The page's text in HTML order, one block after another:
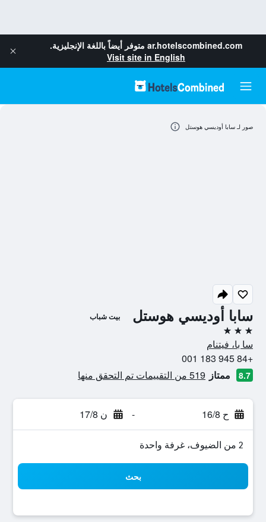
ar.hotelscombined.com متوفر أيضاً باللغة الإنجليزية.
Visit site in English
سابا أوديسي هوستل بيت شباب
3 نجوم
سا با، فيتنام
+84 945 183 001
8.7 ممتاز 519 من التقييمات تم التحقق منها
ح 16/8 - ن 17/8
2 من الضيوف، غرفة واحدة
بحث
صور لـ سابا أوديسي هوستل